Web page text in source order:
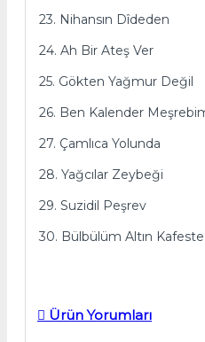
23. Nihansın Dîdeden
24. Ah Bir Ateş Ver
25. Gökten Yağmur Değil
26. Ben Kalender
27. Çamlıca Yolunda
28. Yağcılar Zeybeği
29. Suzidil Peşrev
30. Bülbülüm Altın Kafeste
Ürün Yorumları